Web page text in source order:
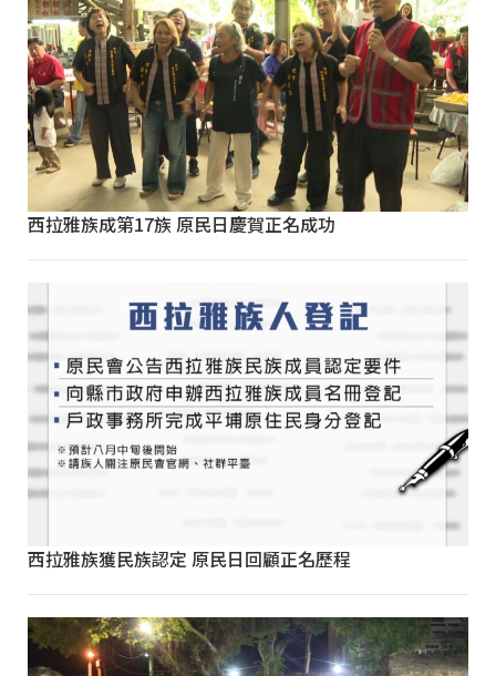
西拉雅族成第17族 原民日慶賀正名成功
西拉雅族獲民族認定 原民日回顧正名歷程